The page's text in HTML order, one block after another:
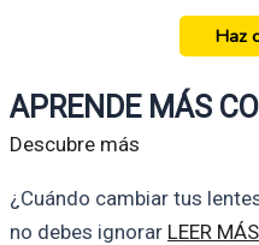
Haz
APRENDE MÁS
Descubre más
¿Cuándo cambiar tus
no debes ignorar LEER MÁS